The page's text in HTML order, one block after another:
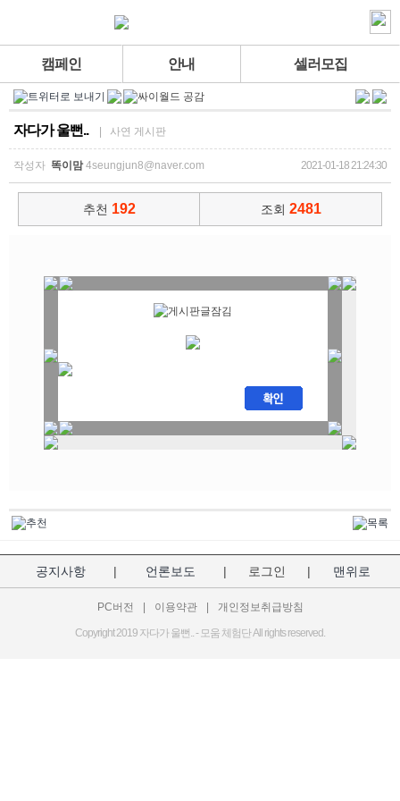
캠페인 안내 셀러모집
자다가 울뻔.. | 사연 게시판
작성자 똑이맘4seungjun8@naver.com 2021-01-18 21:24:30
추천 192 조회 2481
공지사항 | 언론보도 | 로그인 | 맨위로
PC버전 이용약관 개인정보취급방침
Copyright 2019 자다가 울뻔.. - 모움 체험단 All rights reserved.